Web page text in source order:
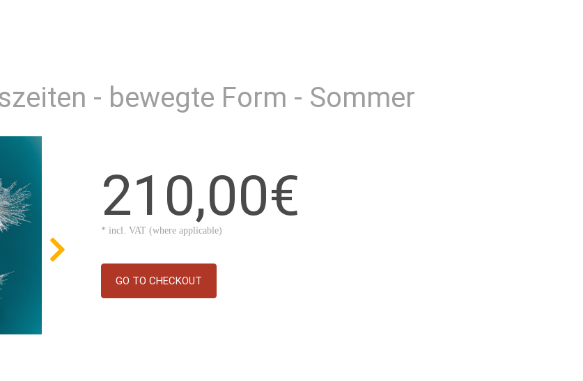
- bewegte Form - Sommer
210,00€
* incl. VAT (where applicable)
GO TO CHECKOUT